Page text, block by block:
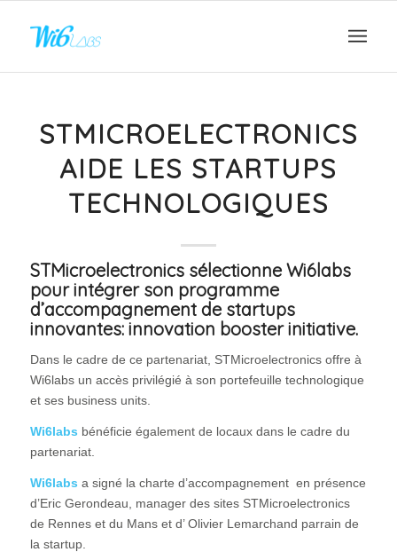
STMICROELECTRONICS
AIDE LES STARTUPS
TECHNOLOGIQUES
STMicroelectronics sélectionne Wi6labs
pour intégrer son programme
d’accompagnement de startups
innovantes:innovation booster initiative.
Dans le cadre de ce partenariat, STMicroelectronics offre à
Wi6labs un accès privilégié à son portefeuille technologique
et ses business units.
Wi6labs bénéficie également de locaux dans le cadre du
partenariat.
Wi6labs a signé la charte d’accompagnement en présence
d’Eric Gerondeau, manager des sites STMicroelectronics
de Rennes et du Mans et d’ Olivier Lemarchand parrain de
la startup.